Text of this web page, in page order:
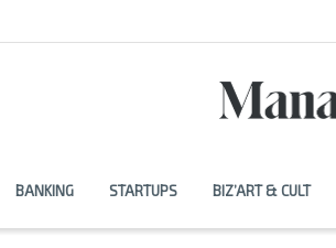
BANKING STARTUPS BIZ’ART & CULT